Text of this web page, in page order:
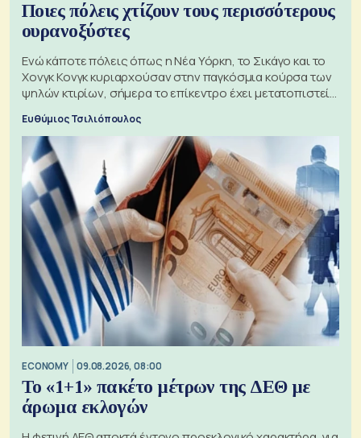
Ποιες πόλεις χτίζουν τους περισσότερους
ουρανοξύστες
Ενώ κάποτε πόλεις όπως η Νέα Υόρκη, το Σικάγο και το
Χονγκ Κονγκ κυριαρχούσαν στην παγκόσμια κούρσα των
ψηλών κτιρίων, σήμερα το επίκεντρο έχει μετατοπιστεί
προς την Ασία
Ευθύμιος Τσιλιόπουλος
ECONOMY 09.08.2026, 08:00
Το «1+1» πακέτο μέτρων της ΔΕΘ με
άρωμα εκλογών